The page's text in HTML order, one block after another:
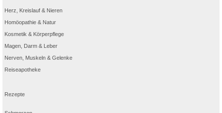
Herz, Kreislauf & Nieren
Homöopathie & Natur
Kosmetik & Körperpflege
Magen, Darm & Leber
Nerven, Muskeln & Gelenke
Reiseapotheke
Rezepte